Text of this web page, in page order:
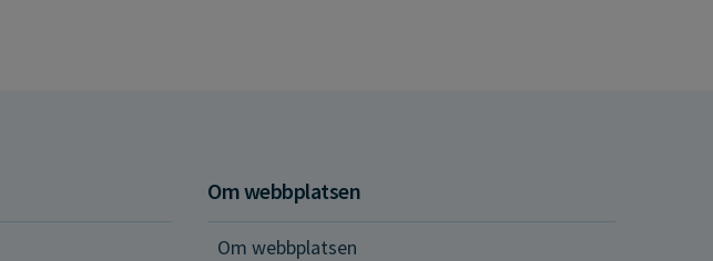
Om webbplatsen
Om webbplatsen